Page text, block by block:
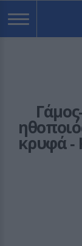
κρυφά ‑